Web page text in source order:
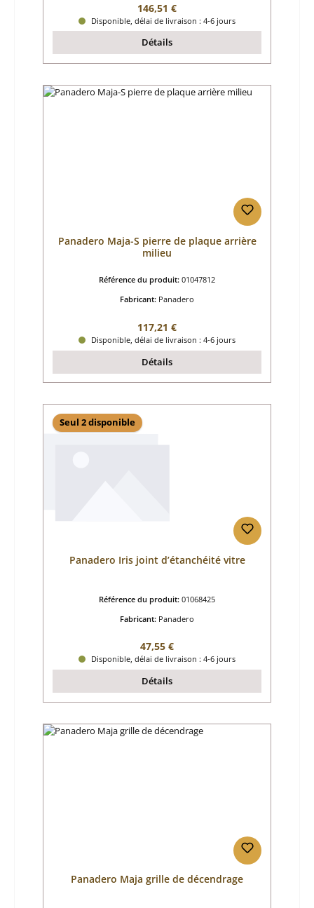
Prix régulier :
146,51 €
Disponible, délai de livraison : 4-6 jours
Détails
Panadero Maja-S pierre de plaque arrière
milieu
Référence du produit: 01047812
Fabricant: Panadero
Prix régulier :
117,21 €
Disponible, délai de livraison : 4-6 jours
Détails
Seul 2 disponible
Panadero Iris joint d’étanchéité vitre
Référence du produit: 01068425
Fabricant: Panadero
Prix régulier :
47,55 €
Disponible, délai de livraison : 4-6 jours
Détails
Panadero Maja grille de décendrage